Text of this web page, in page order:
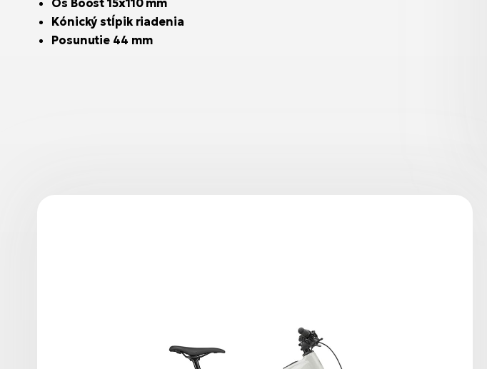
Kónický stĺpik riadenia
Posunutie 44 mm